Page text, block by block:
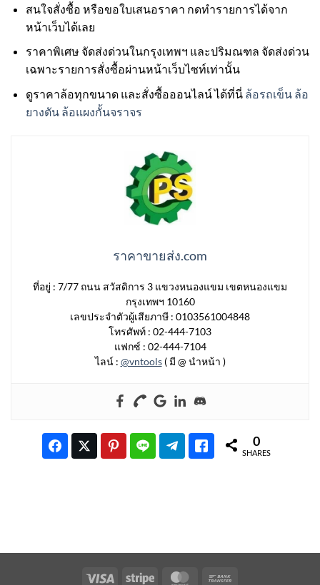
สนใจสั่งซื้อ หรือขอใบเสนอราคา กดทำรายการได้จาก
หน้าเว็บได้เลย
ราคาพิเศษ จัดส่งด่วนในกรุงเทพฯ และปริมณฑล จัดส่งด่วน
เฉพาะรายการสั่งซื้อผ่านหน้าเว็บไซท์เท่านั้น
ดูราคาล้อทุกขนาด และสั่งซื้อออนไลน์ ได้ที่นี่ ล้อรถเข็น ล้อ
ยางตัน ล้อแผงกั้นจราจร
ราคาขายส่ง.com
ที่อยู่ : 7/77 ถนน สวัสดิการ 3 แขวงหนองแขม เขตหนองแขม
กรุงเทพฯ 10160
เลขประจำตัวผู้เสียภาษี : 0103561004848
โทรศัพท์ : 02-444-7103
แฟกซ์ : 02-444-7104
ไลน์ : @vntools( มี @ นำหน้า )
0
SHARES
Visa Stripe MasterCard